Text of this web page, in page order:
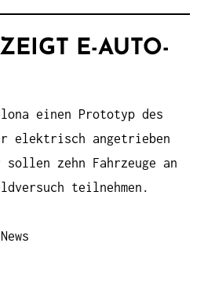
E-AUTO-
einen Prototyp des
elektrisch angetrieben
sollen zehn Fahrzeuge an
teilnehmen.